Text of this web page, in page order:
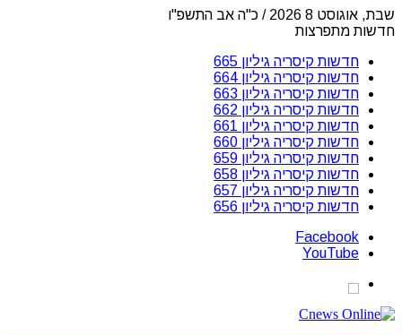
שבת, אוגוסט 8 2026 / כ"ה אב התשפ"ו
חדשות מתפרצות
חדשות קיסריה גיליון 665
חדשות קיסריה גיליון 664
חדשות קיסריה גיליון 663
חדשות קיסריה גיליון 662
חדשות קיסריה גיליון 661
חדשות קיסריה גיליון 660
חדשות קיסריה גיליון 659
חדשות קיסריה גיליון 658
חדשות קיסריה גיליון 657
חדשות קיסריה גיליון 656
Facebook
YouTube